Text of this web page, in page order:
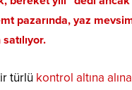
pazarında, yaz
türlü kontrol altına